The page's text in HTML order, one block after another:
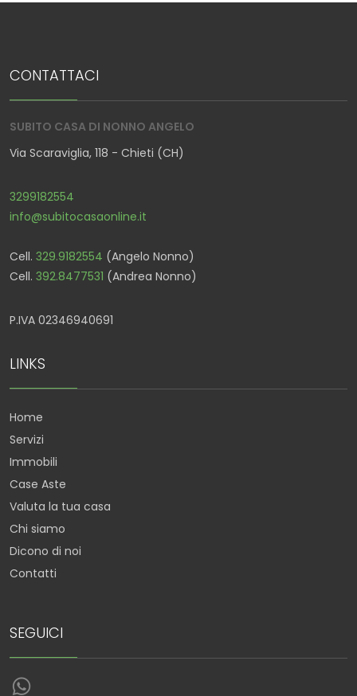
CONTATTACI
SUBITO CASA DI NONNO ANGELO
Via Scaraviglia, 118 - Chieti (CH)
3299182554
info@subitocasaonline.it
Cell. 329.9182554 (Angelo Nonno)
Cell. 392.8477531 (Andrea Nonno)
P.IVA 02346940691
LINKS
Home
Servizi
Immobili
Case Aste
Valuta la tua casa
Chi siamo
Dicono di noi
Contatti
SEGUICI